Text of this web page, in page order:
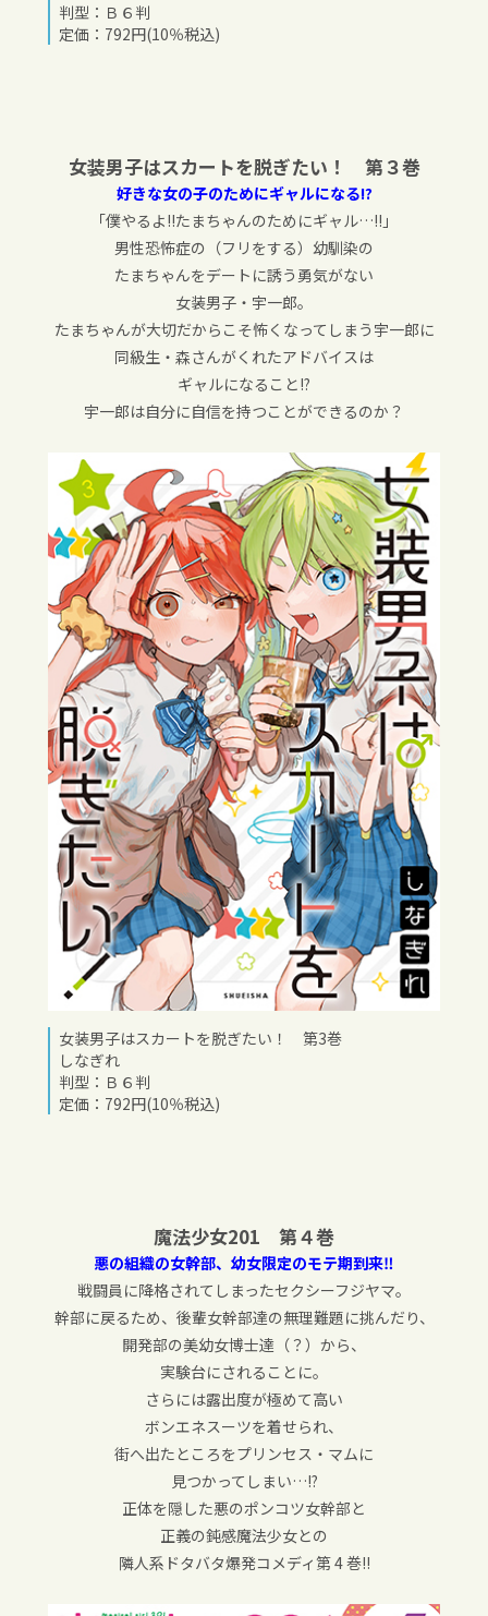
判型：Ｂ６判
定価：792円(10％税込)
女装男子はスカートを脱ぎたい！ 第３巻
好きな女の子のためにギャルになる!?
「僕やるよ!!たまちゃんのためにギャル…!!」
男性恐怖症の（フリをする）幼馴染の
たまちゃんをデートに誘う勇気がない
女装男子・宇一郎。
たまちゃんが大切だからこそ怖くなってしまう宇一郎に
同級生・森さんがくれたアドバイスは
ギャルになること!?
宇一郎は自分に自信を持つことができるのか？
女装男子はスカートを脱ぎたい！ 第3巻
しなぎれ
判型：Ｂ６判
定価：792円(10％税込)
魔法少女201 第４巻
悪の組織の女幹部、幼女限定のモテ期到来‼︎
戦闘員に降格されてしまったセクシーフジヤマ。
幹部に戻るため、後輩女幹部達の無理難題に挑んだり、
開発部の美幼女博士達（？）から、
実験台にされることに。
さらには露出度が極めて高い
ボンエネスーツを着せられ、
街へ出たところをプリンセス・マムに
見つかってしまい…!?
正体を隠した悪のポンコツ女幹部と
正義の鈍感魔法少女との
隣人系ドタバタ爆発コメディ第 4 巻!!